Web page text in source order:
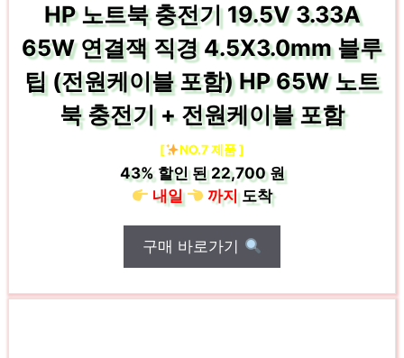
HP 노트북 충전기 19.5V 3.33A
65W 연결잭 직경 4.5X3.0mm 블루
팁 (전원케이블 포함) HP 65W 노트
북 충전기 + 전원케이블 포함
[ NO.7 제품 ]
43%할인 된22,700 원
내일
까지도착
구매 바로가기